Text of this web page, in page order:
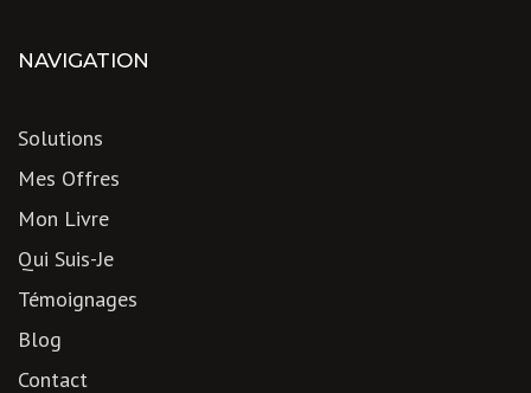
NAVIGATION
Solutions
Mes Offres
Mon Livre
Qui Suis-Je
Témoignages
Blog
Contact